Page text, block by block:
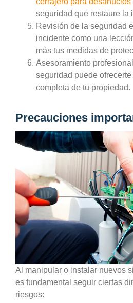
seguridad que restaure la
Revisión de la seguridad
incidente como una
más tus medidas de
Asesoramiento
seguridad puede
completa de tu propiedad.
Precauciones
Al manipular o instalar nuevos
es fundamental seguir ciertas
riesgos: